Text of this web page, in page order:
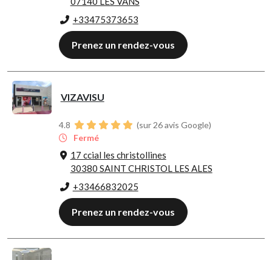
+33475373653
Prenez un rendez-vous
VIZAVISU
4.8
(sur 26 avis Google)
Fermé
17 ccial les christollines
30380 SAINT CHRISTOL LES ALES
+33466832025
Prenez un rendez-vous